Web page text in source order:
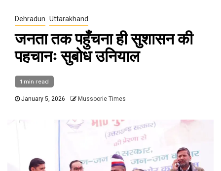
Dehradun Uttarakhand
जनता तक पहुँचना ही सुशासन की
पहचानः सुबोध उनियाल
1 min read
January 5, 2026 Mussoorie Times